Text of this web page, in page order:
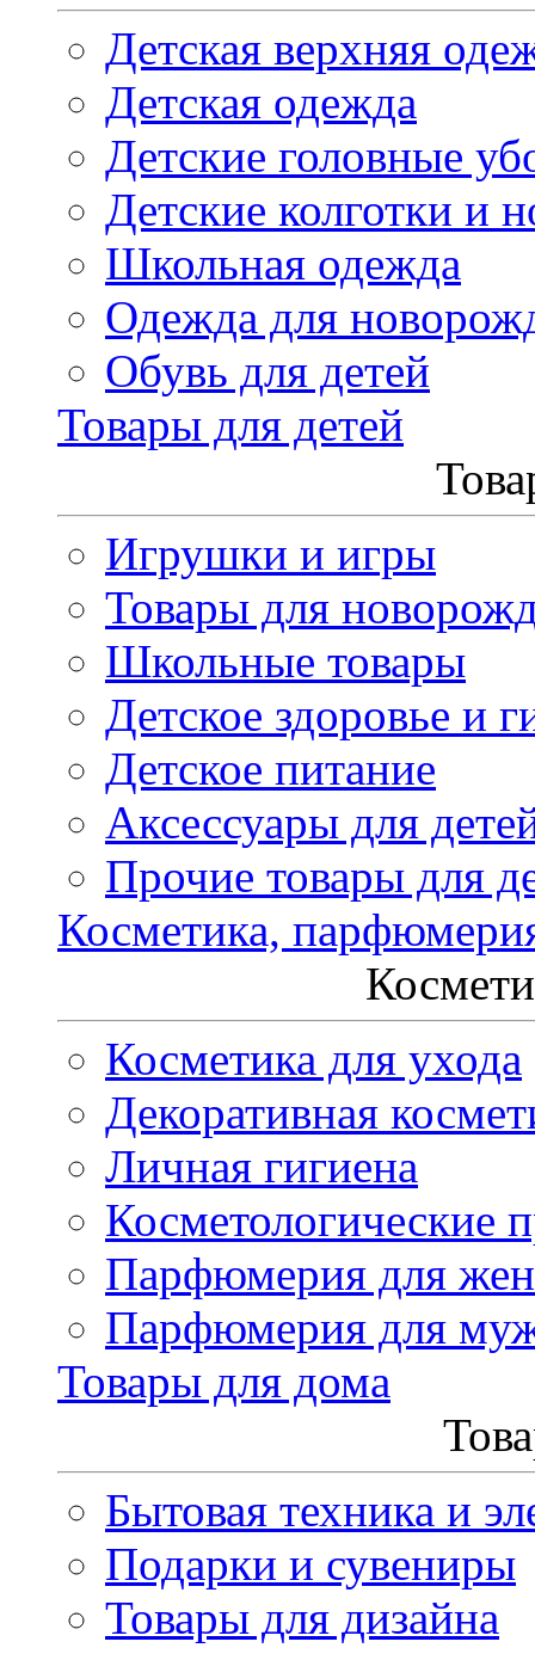
Детская верхняя
Детская одежда
Детские головные
Детские колготки и
Школьная одежда
Одежда для
Обувь для детей
Товары для детей
Игрушки и игры
Товары для
Школьные товары
Детское здоровье и
Детское питание
Аксессуары для
Прочие товары для
Косметика,
Косметика для ухода
Декоративная
Личная гигиена
Косметологические
Парфюмерия для
Парфюмерия для
Товары для дома
Бытовая техника и
Подарки и сувениры
Товары для дизайна